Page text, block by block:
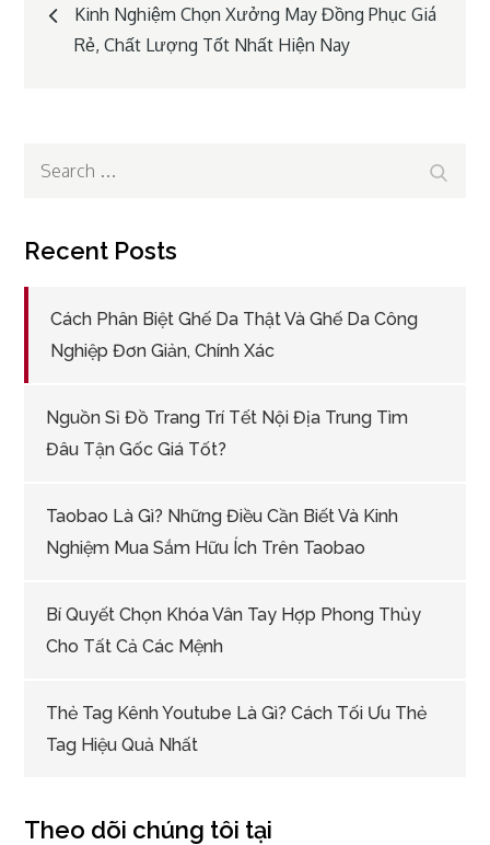
Post
navigation
Kinh Nghiệm Chọn Xưởng May Đồng Phục Giá
Rẻ, Chất Lượng Tốt Nhất Hiện Nay
Search
Recent Posts
Cách Phân Biệt Ghế Da Thật Và Ghế Da Công
Nghiệp Đơn Giản, Chính Xác
Nguồn Sỉ Đồ Trang Trí Tết Nội Địa Trung Tìm
Đâu Tận Gốc Giá Tốt?
Taobao Là Gì? Những Điều Cần Biết Và Kinh
Nghiệm Mua Sắm Hữu Ích Trên Taobao
Bí Quyết Chọn Khóa Vân Tay Hợp Phong Thủy
Cho Tất Cả Các Mệnh
Thẻ Tag Kênh Youtube Là Gì? Cách Tối Ưu Thẻ
Tag Hiệu Quả Nhất
Theo dõi chúng tôi tại